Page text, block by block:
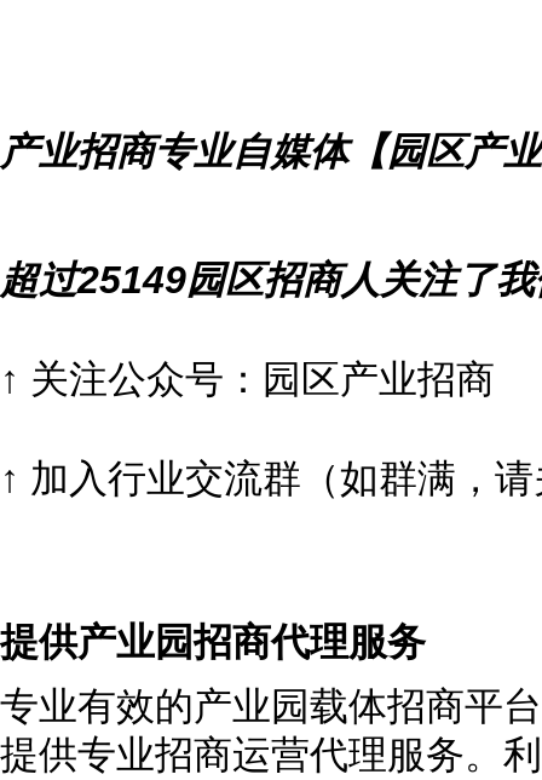
产业招商专业自媒体【园区产
超过25149园区招商人关注了
↑ 关注公众号：园区产业招商
↑ 加入行业交流群（如群满，
提供产业园招商代理服务
专业有效的产业园载体招商平
提供专业招商运营代理服务。